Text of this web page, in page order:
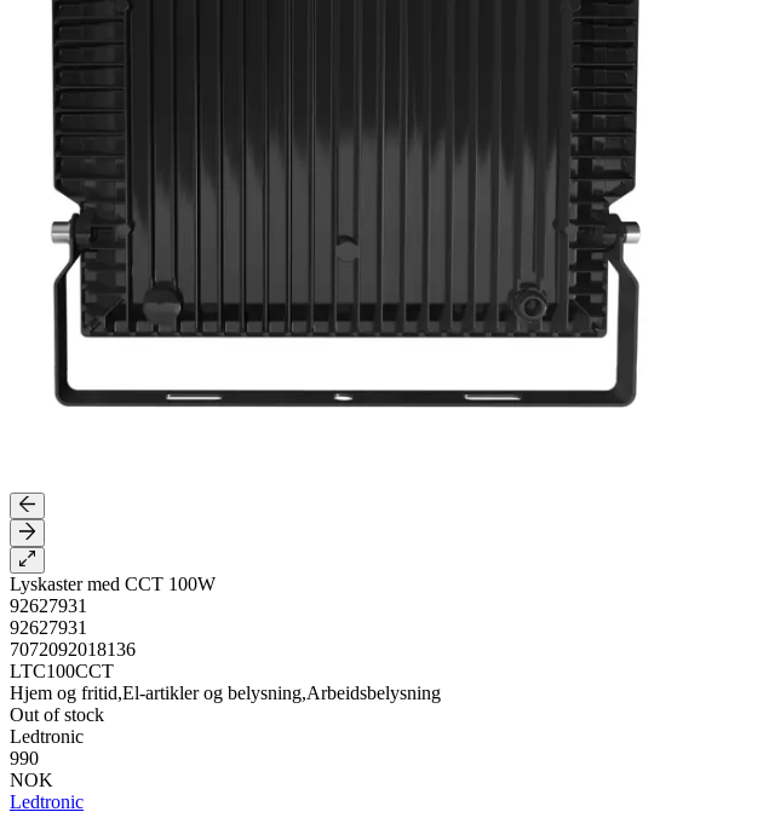
Lyskaster med CCT 100W
92627931
92627931
7072092018136
LTC100CCT
Hjem og fritid,El-artikler og belysning,Arbeidsbelysning
Out of stock
Ledtronic
990
NOK
Ledtronic